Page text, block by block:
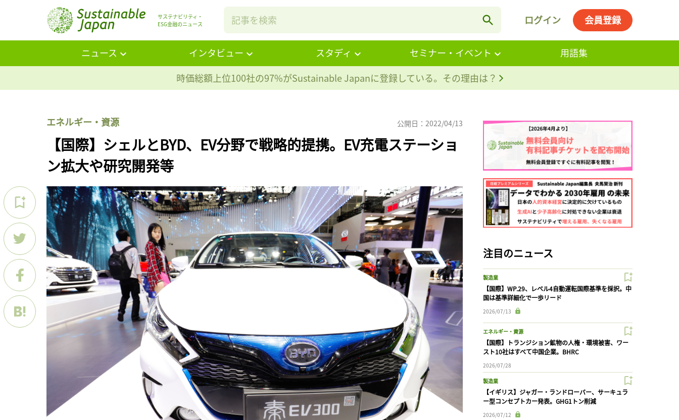
サステナビリティ・
ESG金融のニュース
ログイン 会員登録
ニュース インタビュー スタディ セミナー・イベント
用語集
時価総額上位100社の97%がSustainable Japanに登録している。その理由は？
エネルギー・資源 公開日：2022/04/13
【国際】シェルとBYD、EV分野で戦略的提携。EV充電ステーショ
ン拡大や研究開発等
注目のニュース
製造業
【国際】WP.29、レベル4自動運転国際基準を採択。中
国は基準詳細化で一歩リード
2026/07/13
エネルギー・資源
【国際】トランジション鉱物の人権・環境被害、ワー
スト10社はすべて中国企業。BHRC
2026/07/28
製造業
【イギリス】ジャガー・ランドローバー、サーキュラ
ー型コンセプトカー発表。GHG1トン削減
2026/07/12